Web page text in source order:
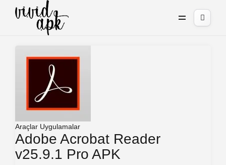
Araçlar Uygulamalar
Adobe Acrobat Reader
v25.9.1 Pro APK